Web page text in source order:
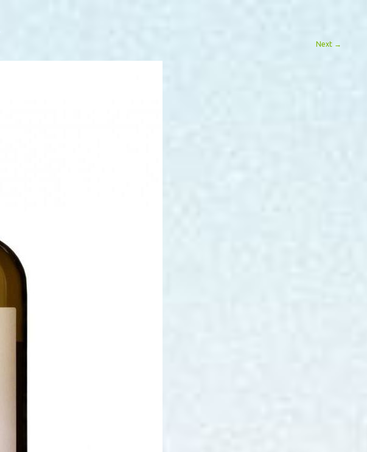
Next →